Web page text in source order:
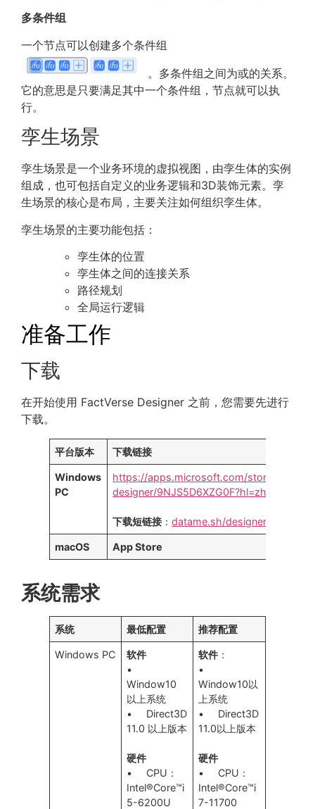
多条件组
一个节点可以创建多个条件组
。多条件组之间为或的关系。
它的意思是只要满足其中一个条件组，节点就可以执
行。
孪生场景
孪生场景是一个业务环境的虚拟视图，由孪生体的实例
组成，也可包括自定义的业务逻辑和3D装饰元素。孪
生场景的核心是布局，主要关注如何组织孪生体。
孪生场景的主要功能包括：
孪生体的位置
孪生体之间的连接关系
路径规划
全局运行逻辑
准备工作
下载
在开始使用 FactVerse Designer 之前，您需要先进行
下载。
平台版本 下载链接
Windows
PC
https://apps.microsoft.com/store/detail/
designer/9NJS5D6XZG0F?hl=zh-cn&gl=cn
下载短链接 ：datame.sh/designer
macOS App Store
系统需求
系统 最低配置 推荐配置
Windows PC
软件
•
Window10
以上系统
• Direct3D
11.0 以上版本
硬件
• CPU：
Intel®Core™i
5-6200U
软件：
•
Window10以
上系统
• Direct3D
11.0以上版本
硬件
• CPU：
Intel®Core™i
7-11700